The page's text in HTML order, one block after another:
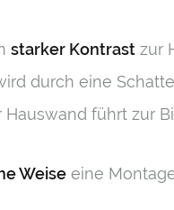
starker Kontrast zur
durch eine
führt zur
Weise eine